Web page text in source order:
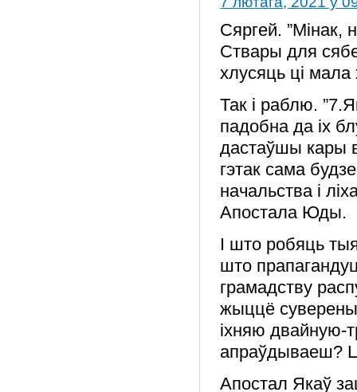
Сяргей. ”Мінак,
Ствары для
хлусяць ці мала
Так і раблю.
падобна да іх
дастаўшы кары
гэтак сама
начальства і
Апостала Юды.
І што робяць
што
грамадству
жыццё
іхняю двайную-
апраўдываеш?
Апостал Якаў